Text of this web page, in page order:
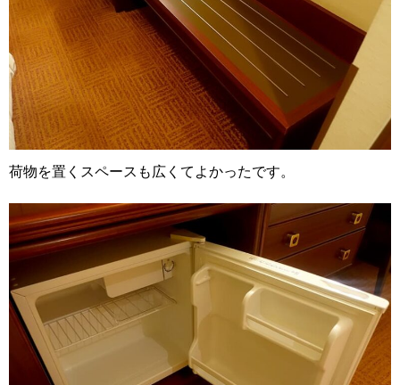
荷物を置くスペースも広くてよかったです。